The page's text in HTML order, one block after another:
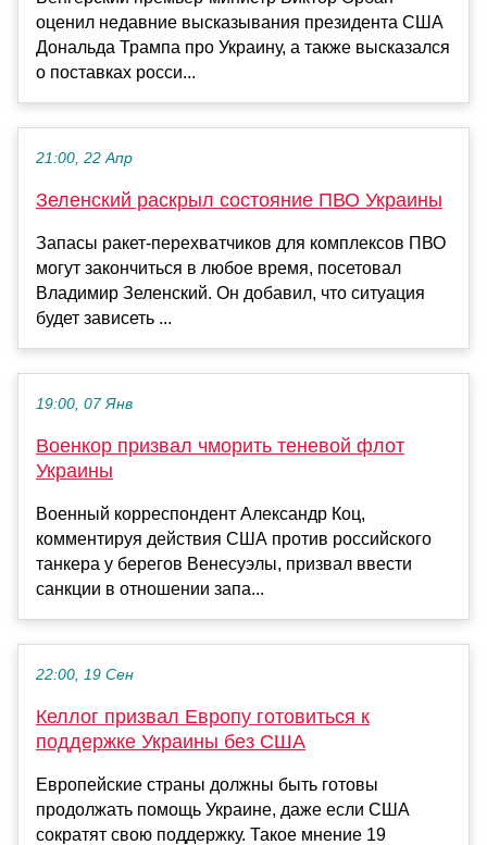
оценил недавние высказывания президента США
Дональда Трампа про Украину, а также высказался
о поставках росси...
21:00, 22 Апр
Зеленский раскрыл состояние ПВО Украины
Запасы ракет-перехватчиков для комплексов ПВО
могут закончиться в любое время, посетовал
Владимир Зеленский. Он добавил, что ситуация
будет зависеть ...
19:00, 07 Янв
Военкор призвал чморить теневой флот
Украины
Военный корреспондент Александр Коц,
комментируя действия США против российского
танкера у берегов Венесуэлы, призвал ввести
санкции в отношении запа...
22:00, 19 Сен
Келлог призвал Европу готовиться к
поддержке Украины без США
Европейские страны должны быть готовы
продолжать помощь Украине, даже если США
сократят свою поддержку. Такое мнение 19